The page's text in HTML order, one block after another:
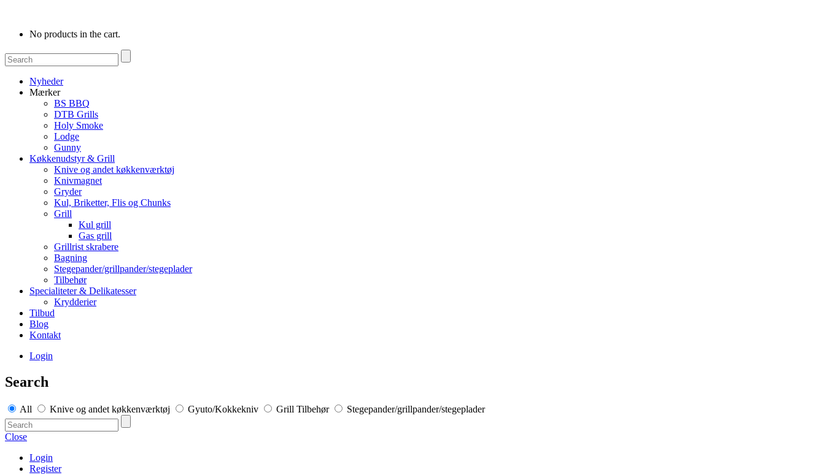
No products in the cart.
Nyheder
Mærker
BS BBQ
DTB Grills
Holy Smoke
Lodge
Gunny
Køkkenudstyr & Grill
Knive og andet køkkenværktøj
Knivmagnet
Gryder
Kul, Briketter, Flis og Chunks
Grill
Kul grill
Gas grill
Grillrist skrabere
Bagning
Stegepander/grillpander/stegeplader
Tilbehør
Specialiteter & Delikatesser
Krydderier
Tilbud
Blog
Kontakt
Login
Search
All Knive og andet køkkenværktøj Gyuto/Kokkekniv Grill Tilbehør Stegepander/grillpander/stegeplader
Close
Login
Register